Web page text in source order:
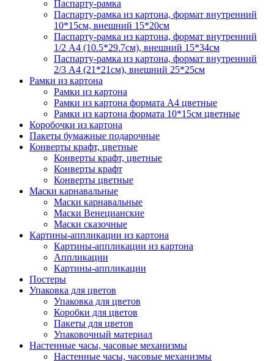
Паспарту-рамка
Паспарту-рамка из картона, формат внутренний
10*15см, внешний 15*20см
Паспарту-рамка из картона, формат внутренний
1/2 А4 (10.5*29.7см), внешний 15*34см
Паспарту-рамка из картона, формат внутренний
2/3 А4 (21*21см), внешний 25*25см
Рамки из картона
Рамки из картона
Рамки из картона формата А4 цветные
Рамки из картона формата 10*15см цветные
Коробочки из картона
Пакеты бумажные подарочные
Конверты крафт, цветные
Конверты крафт, цветные
Конверты крафт
Конверты цветные
Маски карнавальные
Маски карнавальные
Маски Венецианские
Маски сказочные
Картины-аппликации из картона
Картины-аппликации из картона
Аппликации
Картины-аппликации
Постеры
Упаковка для цветов
Упаковка для цветов
Коробки для цветов
Пакеты для цветов
Упаковочный материал
Настенные часы, часовые механизмы
Настенные часы, часовые механизмы